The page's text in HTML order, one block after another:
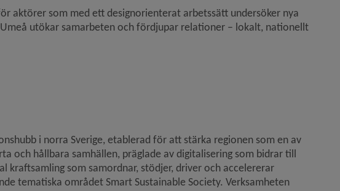
aktörer som med ett designorienterat arbetssätt undersöker nya
utökar samarbeten och fördjupar relationer – lokalt, nationellt
i norra Sverige, etablerad för att stärka regionen som en av
och hållbara samhällen, präglade av digitalisering som bidrar till
kraftsamling som samordnar, stödjer, driver och accelererar
tematiska området Smart Sustainable Society. Verksamheten